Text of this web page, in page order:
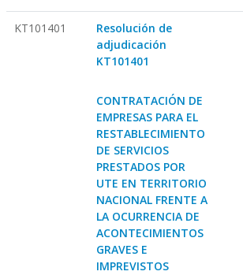
KT101401
Resolución de
adjudicación
KT101401
CONTRATACIÓN DE
EMPRESAS PARA EL
RESTABLECIMIENTO
DE SERVICIOS
PRESTADOS POR
UTE EN TERRITORIO
NACIONAL FRENTE A
LA OCURRENCIA DE
ACONTECIMIENTOS
GRAVES E
IMPREVISTOS